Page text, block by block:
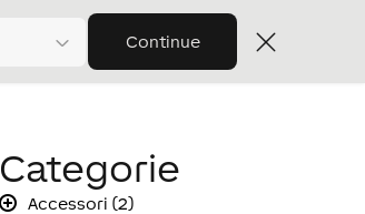
Continue
Categorie
Accessori (2)